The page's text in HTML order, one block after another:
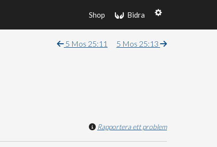
Bidra
Shop
5 Mos 25:11 5 Mos 25:13
Rapportera ett problem